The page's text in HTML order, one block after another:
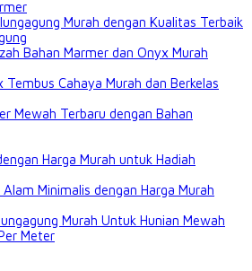
Murah dengan Kualitas Terbaik
Bahan Marmer dan Onyx Murah
Cahaya Murah dan Berkelas
Mewah Terbaru dengan Bahan
Harga Murah untuk Hadiah
Minimalis dengan Harga Murah
Murah Untuk Hunian Mewah